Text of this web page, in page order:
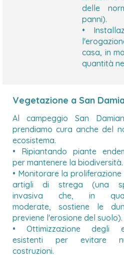
delle
panni).
•
casa, in
quantità
Vegetazione a San
Al campeggio San
prendiamo cura anche del
ecosistema.
• Ripiantando piante
per mantenere la biodiversità.
• Monitorare la proliferazione
artigli di strega (una
invasiva che, in
moderate, sostiene le
previene l'erosione del suolo).
• Ottimizzazione degli
esistenti per evitare
costruzioni.